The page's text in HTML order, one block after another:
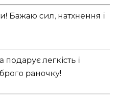
Бажаю сил, натхнення і
легкість і
раночку!